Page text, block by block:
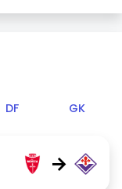
DF GK
→